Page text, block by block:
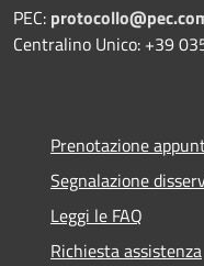
PEC:
Centralino Unico: +39
Prenotazione
Segnalazione
Leggi le FAQ
Richiesta assistenza